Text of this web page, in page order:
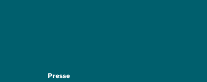
Presse